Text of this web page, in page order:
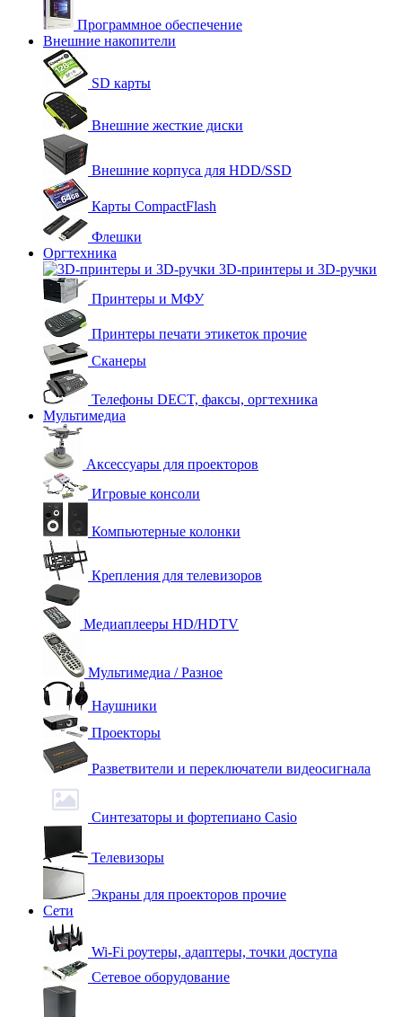
Программное обеспечение
Внешние накопители
SD карты
Внешние жесткие диски
Внешние корпуса для HDD/SSD
Карты CompactFlash
Флешки
Оргтехника
3D-принтеры и 3D-ручки
Принтеры и МФУ
Принтеры печати этикеток прочие
Сканеры
Телефоны DECT, факсы, оргтехника
Мультимедиа
Аксессуары для проекторов
Игровые консоли
Компьютерные колонки
Крепления для телевизоров
Медиаплееры HD/HDTV
Мультимедиа / Разное
Наушники
Проекторы
Разветвители и переключатели видеосигнала
Синтезаторы и фортепиано Casio
Телевизоры
Экраны для проекторов прочие
Сети
Wi-Fi роутеры, адаптеры, точки доступа
Сетевое оборудование